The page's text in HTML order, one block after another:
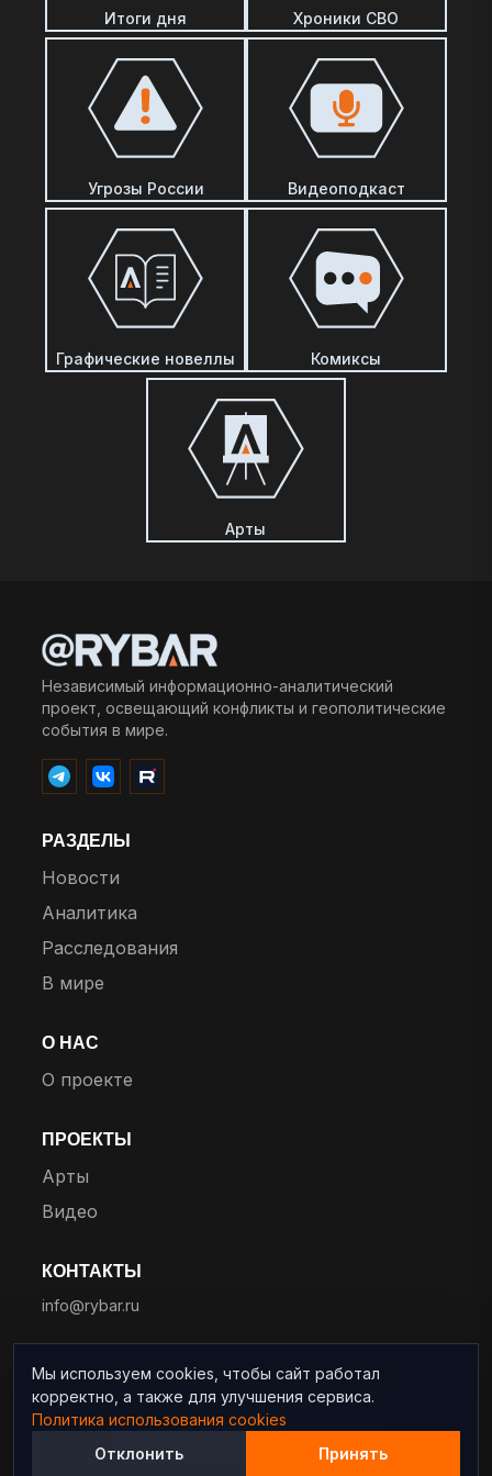
Итоги дня Хроники СВО
Угрозы России Видеоподкаст
Графические новеллы Комиксы
Арты
Независимый информационно-аналитический
проект, освещающий конфликты и геополитические
события в мире.
РАЗДЕЛЫ
Новости
Аналитика
Расследования
В мире
О НАС
О проекте
ПРОЕКТЫ
Арты
Видео
КОНТАКТЫ
info@rybar.ru
© 2025 RYBAR. Все права защищены.
Мы используем cookies, чтобы сайт работал
корректно, а также для улучшения сервиса.
Политика использования cookies
Отклонить
Принять